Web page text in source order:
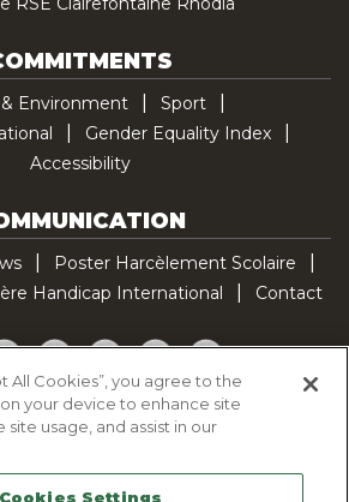
Environment
Sport
Gender Equality Index
Accessibility
Poster Harcèlement Scolaire
Handicap International
Contact
Facebook
TwitterYouTubePinterestTikTok
Cookie Policy
Legal Notice
All Cookies”, you agree to the
your device to enhance site
site usage, and assist in our
Cookies Settings